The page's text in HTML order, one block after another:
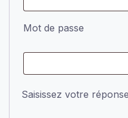
Mot de passe
Saisissez votre